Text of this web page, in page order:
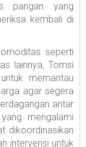
pangan yang
kembali di
seperti
lainnya, Tomsi
memantau
agar segera
antar
mengalami
dikoordinasikan
intervensi untuk